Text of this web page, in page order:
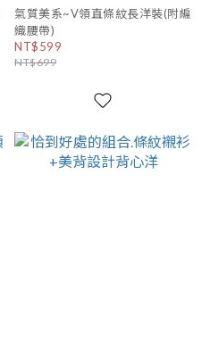
氣質美系~V領直條紋長洋裝(附編
織腰帶)
NT$599
NT$699